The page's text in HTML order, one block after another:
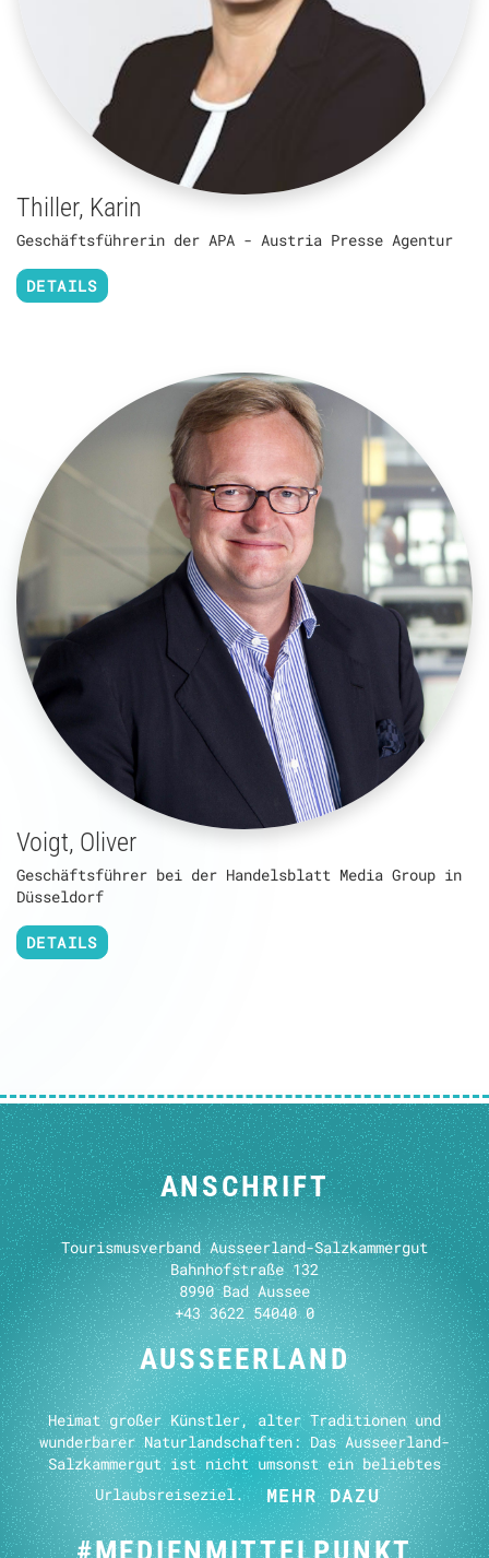
Thiller, Karin
Geschäftsführerin der APA - Austria Presse Agentur
DETAILS
Voigt, Oliver
Geschäftsführer bei der Handelsblatt Media Group in
Düsseldorf
DETAILS
ANSCHRIFT
Tourismusverband Ausseerland-Salzkammergut
Bahnhofstraße 132
8990 Bad Aussee
+43 3622 54040 0
AUSSEERLAND
Heimat großer Künstler, alter Traditionen und
wunderbarer Naturlandschaften: Das Ausseerland-
Salzkammergut ist nicht umsonst ein beliebtes
Urlaubsreiseziel.
MEHR DAZU